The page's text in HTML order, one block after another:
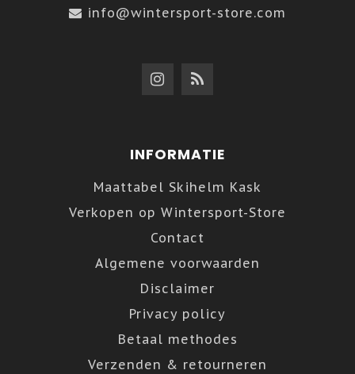
info@wintersport-store.com
INFORMATIE
Maattabel Skihelm Kask
Verkopen op Wintersport-Store
Contact
Algemene voorwaarden
Disclaimer
Privacy policy
Betaal methodes
Verzenden & retourneren